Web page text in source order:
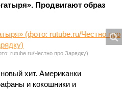
Продвигают образ
rutube.ru/Честно про Зарядку)
хит. Американки
и кокошники и